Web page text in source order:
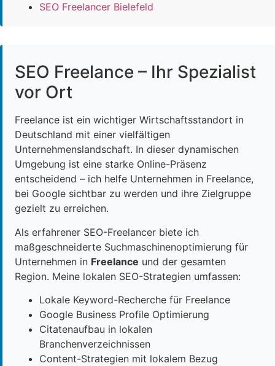
SEO Freelancer Bielefeld
SEO Freelance – Ihr Spezialist
vor Ort
Freelance ist ein wichtiger Wirtschaftsstandort in
Deutschland mit einer vielfältigen
Unternehmenslandschaft. In dieser dynamischen
Umgebung ist eine starke Online-Präsenz
entscheidend – ich helfe Unternehmen in Freelance,
bei Google sichtbar zu werden und ihre Zielgruppe
gezielt zu erreichen.
Als erfahrener SEO-Freelancer biete ich
maßgeschneiderte Suchmaschinenoptimierung für
Unternehmen in Freelance und der gesamten
Region. Meine lokalen SEO-Strategien umfassen:
Lokale Keyword-Recherche für Freelance
Google Business Profile Optimierung
Citatenaufbau in lokalen
Branchenverzeichnissen
Content-Strategien mit lokalem Bezug